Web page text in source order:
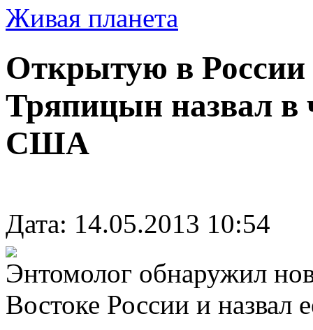
Живая планета
Открытую в России
Тряпицын назвал в
США
Дата: 14.05.2013 10:54
Энтомолог обнаружил
Востоке России и назвал